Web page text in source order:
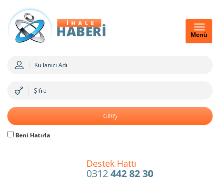
Menü
Beni Hatırla
Destek Hattı
0312442 82 30